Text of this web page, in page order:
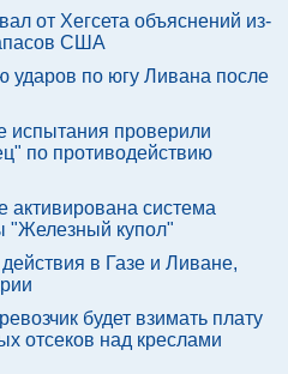
от Хегсета объяснений из-
США
по югу Ливана после
испытания проверили
по противодействию
активирована система
"Железный купол"
в Газе и Ливане,
будет взимать плату
отсеков над креслами